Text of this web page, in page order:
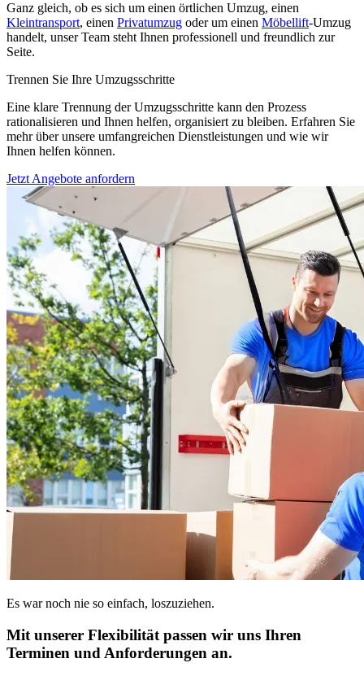
Ganz gleich, ob es sich um einen örtlichen Umzug, einen
Kleintransport, einen Privatumzug oder um einen Möbellift-Umzug
handelt, unser Team steht Ihnen professionell und freundlich zur
Seite.
Trennen Sie Ihre Umzugsschritte
Eine klare Trennung der Umzugsschritte kann den Prozess
rationalisieren und Ihnen helfen, organisiert zu bleiben. Erfahren Sie
mehr über unsere umfangreichen Dienstleistungen und wie wir
Ihnen helfen können.
Jetzt Angebote anfordern
Es war noch nie so einfach, loszuziehen.
Mit unserer Flexibilität passen wir uns Ihren
Terminen und Anforderungen an.